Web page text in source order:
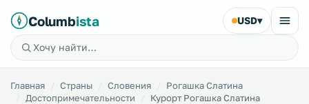
Columbista USD▾
Главная Страны Словения
Рогашка Слатина
Достопримечательности
Курорт Рогашка Слатина